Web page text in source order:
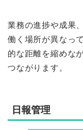
業務の進捗や成果
働く場所が異なっ
的な距離を縮めな
つながります。
日報管理